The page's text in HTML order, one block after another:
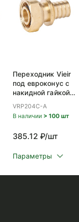
Переходник Vieir
под евроконус с
накидной гайкой
VRP204C-A
В наличии > 100 шт
385.12 ₽/шт
Параметры